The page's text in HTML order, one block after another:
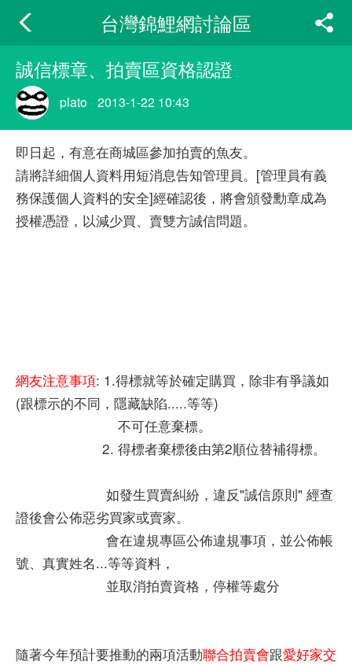
台灣錦鯉網討論區
誠信標章、拍賣區資格認證
plato 2013-1-22 10:43
即日起，有意在商城區參加拍賣的魚友。
請將詳細個人資料用短消息告知管理員。[管理員有義
務保護個人資料的安全]經確認後，將會頒發勳章成為
授權憑證，以減少買、賣雙方誠信問題。
網友注意事項: 1.得標就等於確定購買，除非有爭議如
(跟標示的不同，隱藏缺陷.....等等)
不可任意棄標。
2. 得標者棄標後由第2順位替補得標。
如發生買賣糾紛，違反"誠信原則" 經查
證後會公佈惡劣買家或賣家。
會在違規專區公佈違規事項，並公佈帳
號、真實姓名...等等資料，
並取消拍賣資格，停權等處分
隨著今年預計要推動的兩項活動聯合拍賣會跟愛好家交